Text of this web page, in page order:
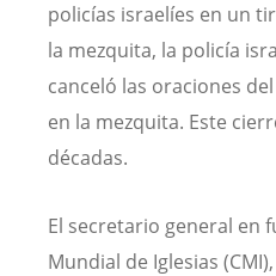
policías israelíes en un
la mezquita, la policía
canceló las oraciones
en la mezquita. Este
décadas.
El secretario general en
Mundial de Iglesias